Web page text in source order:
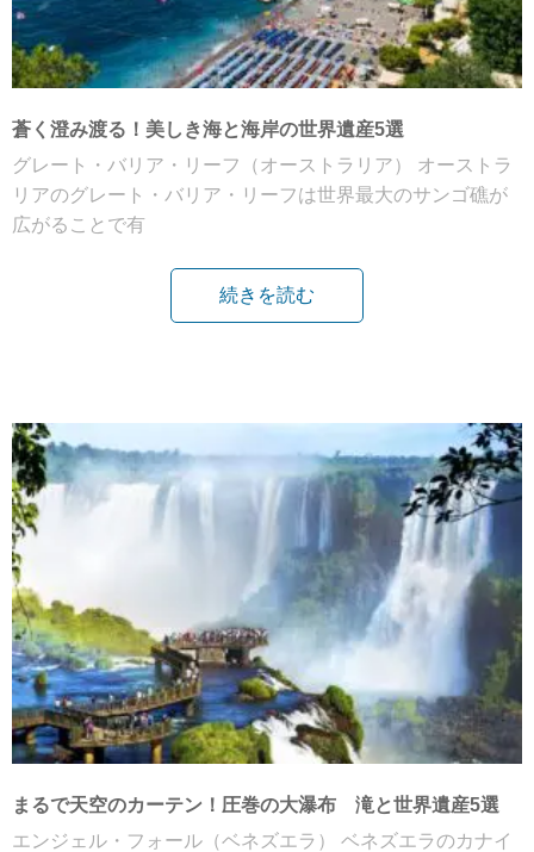
蒼く澄み渡る！美しき海と海岸の世界遺産5選
グレート・バリア・リーフ（オーストラリア） オーストラ
リアのグレート・バリア・リーフは世界最大のサンゴ礁が
広がることで有
続きを読む
まるで天空のカーテン！圧巻の大瀑布 滝と世界遺産5選
エンジェル・フォール（ベネズエラ） ベネズエラのカナイ